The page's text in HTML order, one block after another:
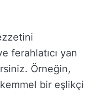
ferahlatıcı yan
Örneğin,
bir eşlikçi